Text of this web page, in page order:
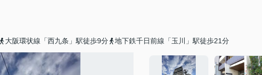
大阪環状線「西九条」駅徒歩9分 地下鉄千日前線「玉川」駅徒歩21分